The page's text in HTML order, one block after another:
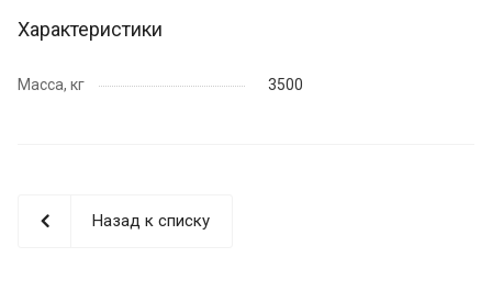
Характеристики
Масса, кг 3500
Назад к списку